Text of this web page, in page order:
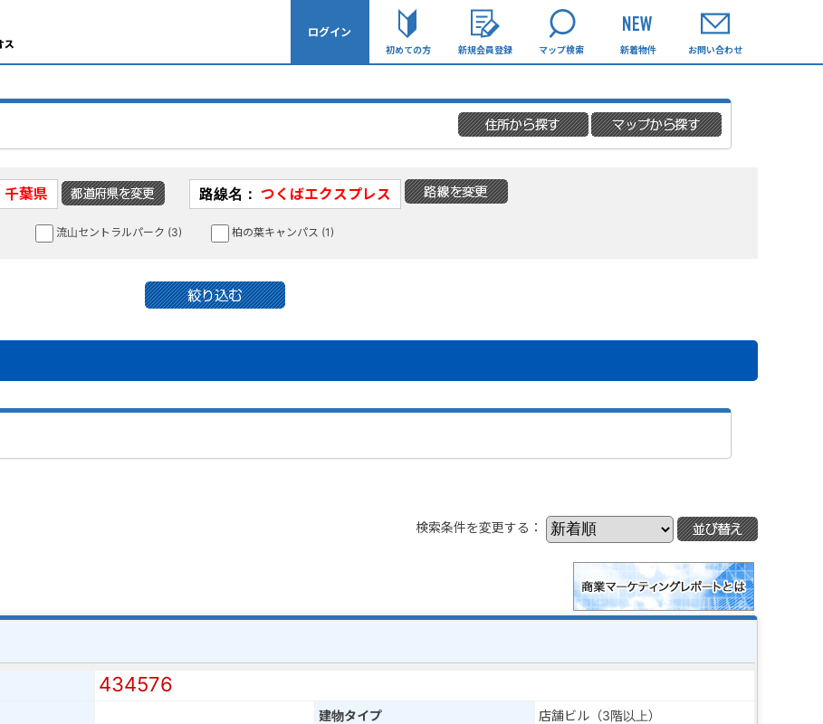
ログイン
初めての方 新規会員登録 マップ検索 新着物件 お問い合わせ
千葉県 路線名： つくばエクスプレス
流山セントラルパーク (3) 柏の葉キャンパス (1)
検索条件を変更する：
434576
建物タイプ
店舗ビル（3階以上）